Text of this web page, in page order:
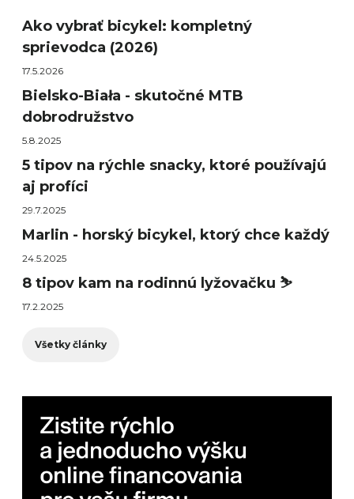
Ako vybrať bicykel: kompletný
sprievodca (2026)
17.5.2026
Bielsko-Biała - skutočné MTB
dobrodružstvo
5.8.2025
5 tipov na rýchle snacky, ktoré používajú
aj profíci
29.7.2025
Marlin - horský bicykel, ktorý chce každý
24.5.2025
8 tipov kam na rodinnú lyžovačku ⛷️
17.2.2025
Všetky články